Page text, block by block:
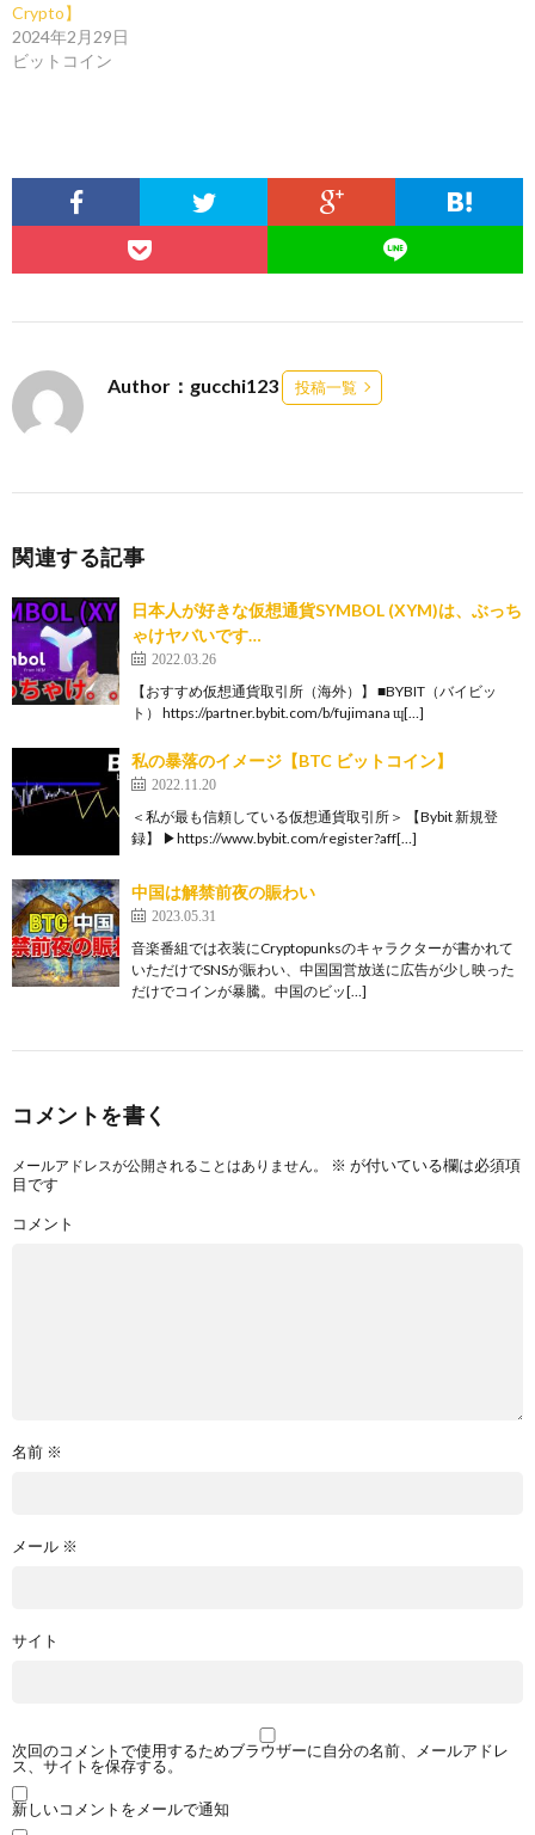
Crypto】
2024年2月29日
ビットコイン
Author：gucchi123 投稿一覧
関連する記事
日本人が好きな仮想通貨SYMBOL (XYM)は、ぶっち
ゃけヤバいです…
2022.03.26
【おすすめ仮想通貨取引所（海外）】 ■BYBIT（バイビッ
ト） https://partner.bybit.com/b/fujimana ɰ[…]
私の暴落のイメージ【BTC ビットコイン】
2022.11.20
＜私が最も信頼している仮想通貨取引所＞ 【Bybit 新規登
録】 ▶https://www.bybit.com/register?aff[…]
中国は解禁前夜の賑わい
2023.05.31
音楽番組では衣装にCryptopunksのキャラクターが書かれて
いただけでSNSが賑わい、中国国営放送に広告が少し映った
だけでコインが暴騰。中国のビッ[…]
コメントを書く
メールアドレスが公開されることはありません。 ※ が付いている欄は必須項
目です
コメント
名前 ※
メール ※
サイト
次回のコメントで使用するためブラウザーに自分の名前、メールアドレ
ス、サイトを保存する。
新しいコメントをメールで通知